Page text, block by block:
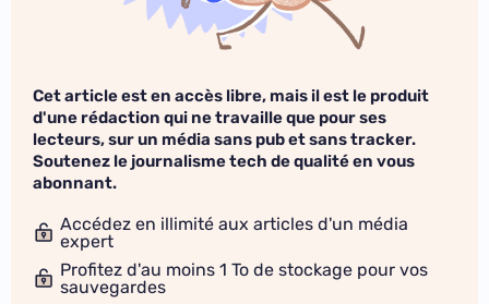
Cet article est en accès libre, mais il est le produit
d'une rédaction qui ne travaille que pour ses
lecteurs, sur un média sans pub et sans tracker.
Soutenez le journalisme tech de qualité en vous
abonnant.
Accédez en illimité aux articles d'un média
expert
Profitez d'au moins 1 To de stockage pour vos
sauvegardes